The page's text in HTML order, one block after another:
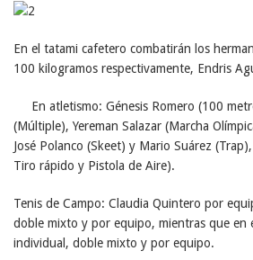
En el tatami cafetero combatirán los
100 kilogramos respectivamente, Endris
En atletismo: Génesis Romero (100
(Múltiple), Yereman Salazar (Marcha
José Polanco (Skeet) y Mario Suárez
Tiro rápido y Pistola de Aire).
Tenis de Campo: Claudia Quintero por
doble mixto y por equipo, mientras que en
individual, doble mixto y por equipo.